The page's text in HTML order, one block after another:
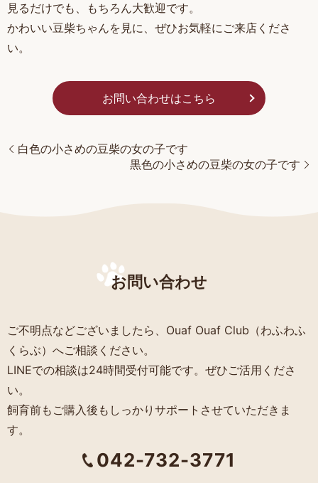
見るだけでも、もちろん大歓迎です。
かわいい豆柴ちゃんを見に、ぜひお気軽にご来店くださ
い。
お問い合わせはこちら
白色の小さめの豆柴の女の子です
黒色の小さめの豆柴の女の子です
お問い合わせ
ご不明点などございましたら、Ouaf Ouaf Club（わふわふ
くらぶ）へご相談ください。
LINEでの相談は24時間受付可能です。ぜひご活用くださ
い。
飼育前もご購入後もしっかりサポートさせていただきま
す。
042-732-3771